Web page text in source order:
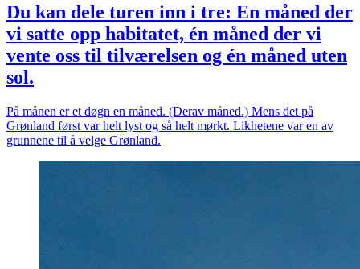
Du kan dele turen inn i tre: En måned der
vi satte opp habitatet, én måned der vi
vente oss til tilværelsen og én måned uten
sol.
På månen er et døgn en måned. (Derav måned.) Mens det på
Grønland først var helt lyst og så helt mørkt. Likhetene var en av
grunnene til å velge Grønland.